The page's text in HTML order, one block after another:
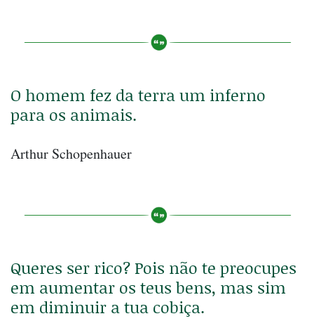
O homem fez da terra um inferno
para os animais.
Arthur Schopenhauer
Queres ser rico? Pois não te preocupes
em aumentar os teus bens, mas sim
em diminuir a tua cobiça.